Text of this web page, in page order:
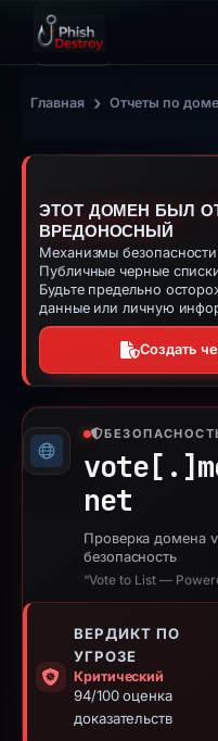
Главная › Отчеты по
ЭТОТ ДОМЕН БЫЛ
ВРЕДОНОСНЫЙ
Механизмы
Публичные черные
Будьте предельно
данные или личную
Создать
vote[.]
net
Проверка домена
безопасность
“Vote to List —
ВЕРДИКТ ПО
УГРОЗЕ
Критический
94/100 оценка
доказательств